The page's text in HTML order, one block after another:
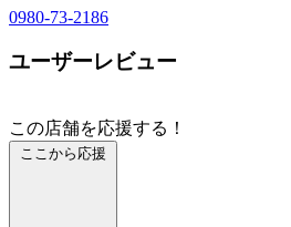
0980-73-2186
ユーザーレビュー
この店舗を応援する！
ここから応援